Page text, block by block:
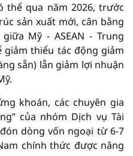
thể qua năm 2026, trước
sản xuất mới, cân bằng
Mỹ - ASEAN - Trung
giảm thiểu tác động giảm
sẵn) lẫn giảm lợi nhuận
khoán, các chuyên gia
của nhóm Dịch vụ Tài
dòng vốn ngoại từ 6-7
chính thức được nâng